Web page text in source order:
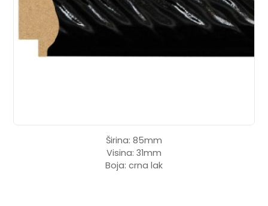
Širina: 85mm
Visina: 31mm
Boja: crna lak